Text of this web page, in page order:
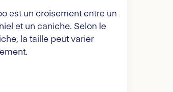
est un croisement entre un
et un caniche. Selon le
la taille peut varier